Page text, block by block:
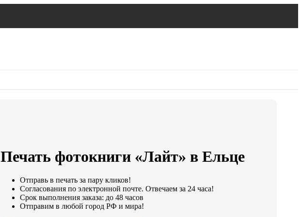
Печать фотокниги «Лайт» в Ельце
Отправь в печать за пару кликов!
Согласования по электронной почте. Отвечаем за 24 часа!
Срок выполнения заказа: до 48 часов
Отправим в любой город РФ и мира!